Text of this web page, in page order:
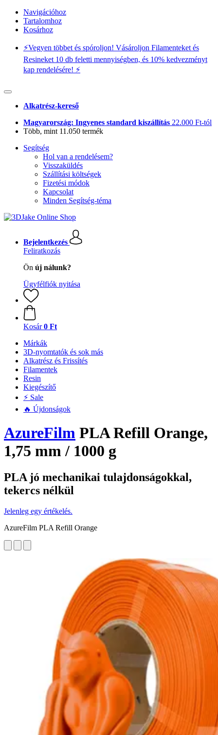
Navigációhoz
Tartalomhoz
Kosárhoz
⚡️Vegyen többet és spóroljon! Vásároljon Filamenteket és
Resineket 10 db feletti mennyiségben, és 10% kedvezményt
kap rendelésére! ⚡️
Alkatrész-kereső
Magyarország: Ingyenes standard kiszállítás 22.000 Ft-tól
Több, mint 11.050 termék
Segítség
Hol van a rendelésem?
Visszaküldés
Szállítási költségek
Fizetési módok
Kapcsolat
Minden Segítség-téma
Bejelentkezés
Feliratkozás
Ön új nálunk?
Ügyfélfiók nyitása
Kosár 0 Ft
Márkák
3D-nyomtatók és sok más
Alkatrész és Frissítés
Filamentek
Resin
Kiegészítő
⚡ Sale
🔥 Újdonságok
AzureFilm PLA Refill Orange,
1,75 mm / 1000 g
PLA jó mechanikai tulajdonságokkal,
tekercs nélkül
Jelenleg egy értékelés.
AzureFilm PLA Refill Orange